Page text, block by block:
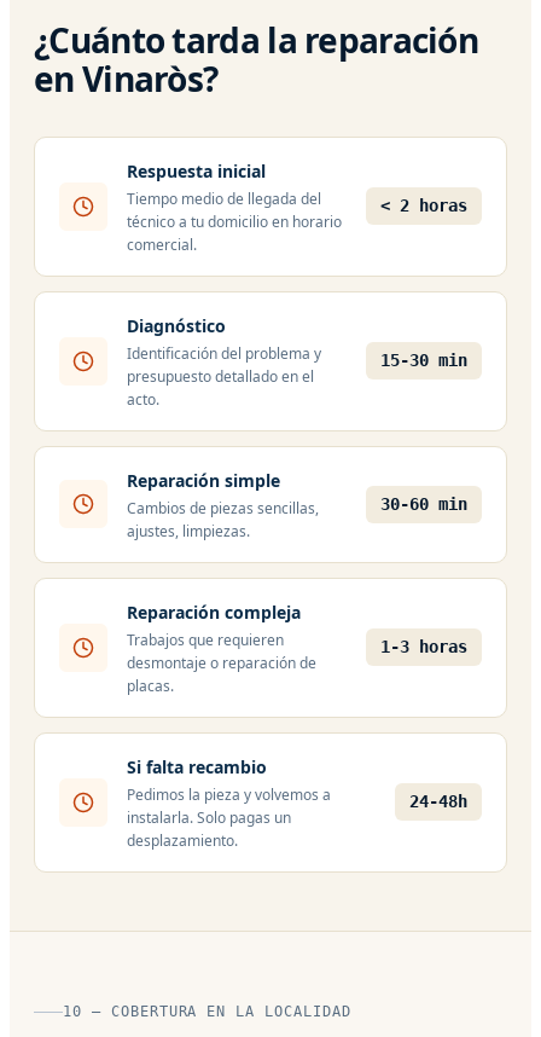
¿Cuánto tarda la reparación
en Vinaròs?
Respuesta inicial
Tiempo medio de llegada del
técnico a tu domicilio en horario
comercial.
< 2 horas
Diagnóstico
Identificación del problema y
presupuesto detallado en el
acto.
15-30 min
Reparación simple
Cambios de piezas sencillas,
ajustes, limpiezas.
30-60 min
Reparación compleja
Trabajos que requieren
desmontaje o reparación de
placas.
1-3 horas
Si falta recambio
Pedimos la pieza y volvemos a
instalarla. Solo pagas un
desplazamiento.
24-48h
10 — COBERTURA EN LA LOCALIDAD